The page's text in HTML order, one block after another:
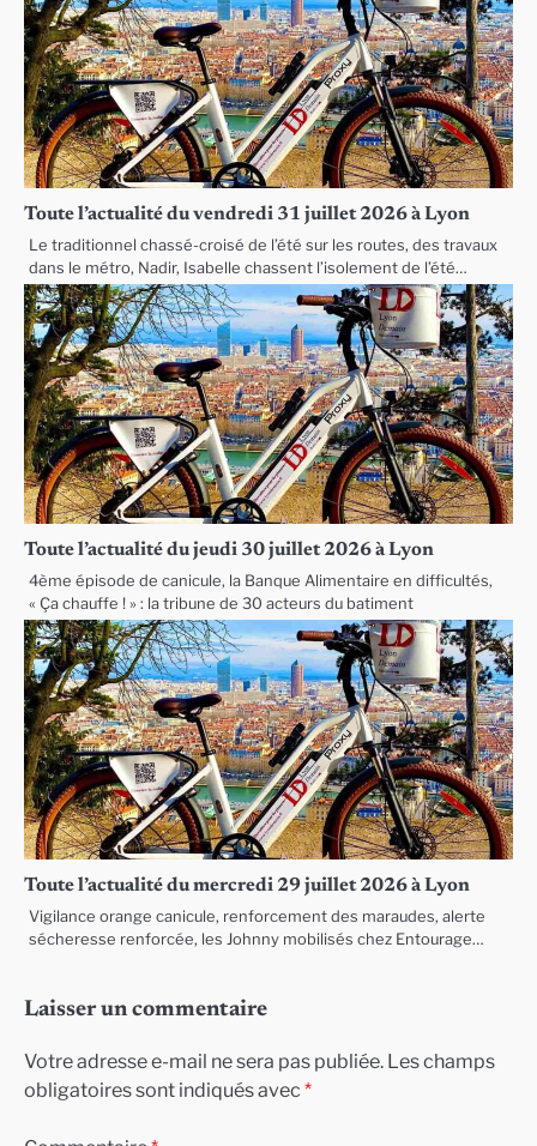
Toute l’actualité du vendredi 31 juillet 2026 à Lyon
Le traditionnel chassé-croisé de l’été sur les routes, des travaux
dans le métro, Nadir, Isabelle chassent l’isolement de l’été…
Toute l’actualité du jeudi 30 juillet 2026 à Lyon
4ème épisode de canicule, la Banque Alimentaire en difficultés,
« Ça chauffe ! » : la tribune de 30 acteurs du batiment
Toute l’actualité du mercredi 29 juillet 2026 à Lyon
Vigilance orange canicule, renforcement des maraudes, alerte
sécheresse renforcée, les Johnny mobilisés chez Entourage…
Laisser un commentaire
Votre adresse e-mail ne sera pas publiée. Les champs
obligatoires sont indiqués avec *